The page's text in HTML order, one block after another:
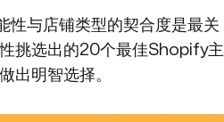
性与店铺类型的契合度是最关
挑选出的20个最佳Shopify主
出明智选择。